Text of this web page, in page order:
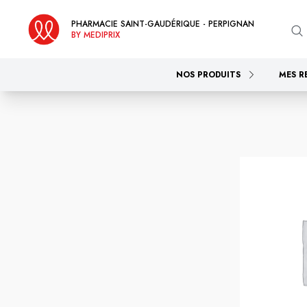
PHARMACIE SAINT-GAUDÉRIQUE - PERPIGNAN
BY MEDIPRIX
NOS PRODUITS MES